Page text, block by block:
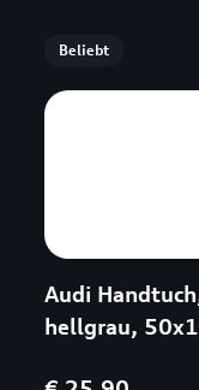
Beliebt
Audi
hellgrau,